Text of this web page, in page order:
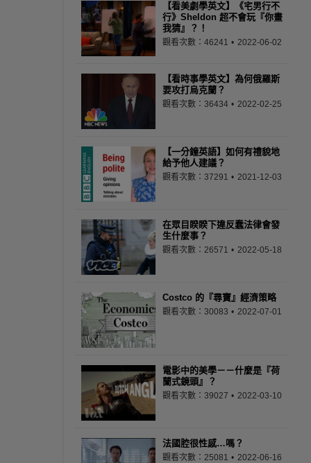
【看美劇學英文】《宅男行不
行》Sheldon 超不會玩『你畫
我猜』？！
觀看次數：46241 2022-06-02
【看時事學英文】為何俄羅斯
要攻打烏克蘭？
觀看次數：36434 2022-02-25
【一分鐘英語】如何有禮貌地
給予他人建議？
觀看次數：37291 2021-12-03
在眾目睽睽下違反蠢法律會發
生什麼事？
觀看次數：26571 2022-05-18
Costco 的『尋寶』經濟策略
觀看次數：30083 2022-07-01
電影中的美學－－什麼是『荷
蘭式鏡頭』？
觀看次數：39027 2022-03-10
法國腔很性感…嗎？
觀看次數：25081 2022-06-16